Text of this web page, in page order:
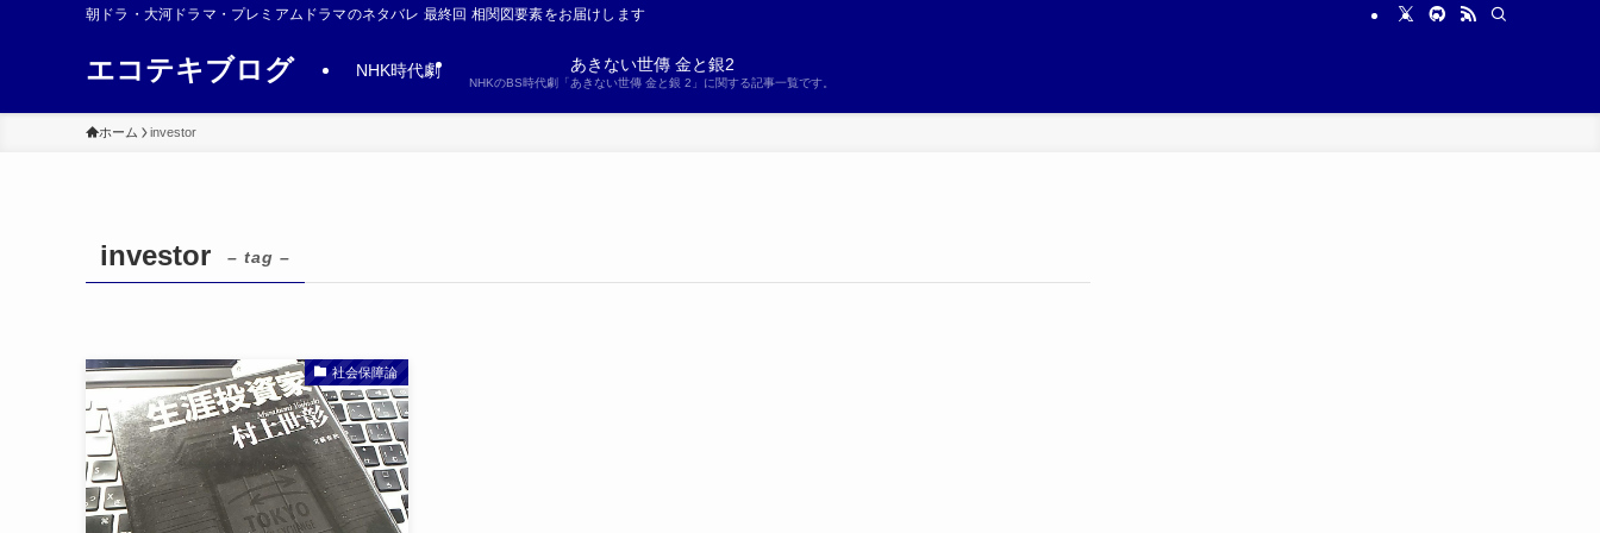
朝ドラ・大河ドラマ・プレミアムドラマのネタバレ 最終回 相関図要素をお届けします
エコテキブログ NHK時代劇 あきない世傳 金と銀2
NHKのBS時代劇「あきない世傳 金と銀 2」に関する記事一覧です。
ホーム investor
investor – tag –
社会保障論